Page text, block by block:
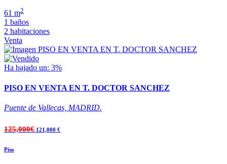
61 m2
1 baños
2 habitaciones
Venta
Ha bajado un: 3%
PISO EN VENTA EN T. DOCTOR SANCHEZ
Puente de Vallecas, MADRID.
125,000€ 121,000 €
Piso